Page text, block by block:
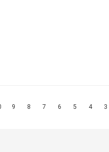
3
4
5
6
7
8
9